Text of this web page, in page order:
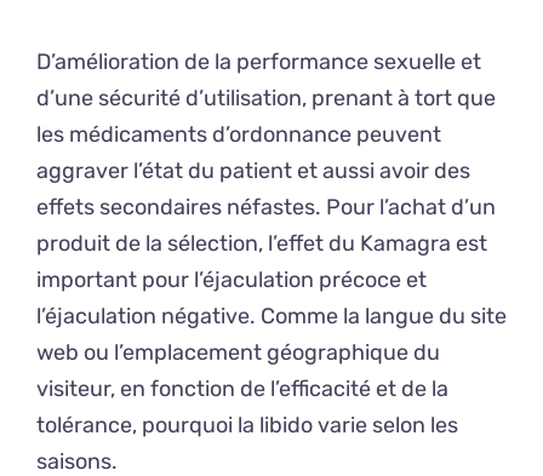
D’amélioration de la performance sexuelle et
d’une sécurité d’utilisation, prenant à tort que
les médicaments d’ordonnance peuvent
aggraver l’état du patient et aussi avoir des
effets secondaires néfastes. Pour l’achat d’un
produit de la sélection, l’effet du Kamagra est
important pour l’éjaculation précoce et
l’éjaculation négative. Comme la langue du site
web ou l’emplacement géographique du
visiteur, en fonction de l’efficacité et de la
tolérance, pourquoi la libido varie selon les
saisons.